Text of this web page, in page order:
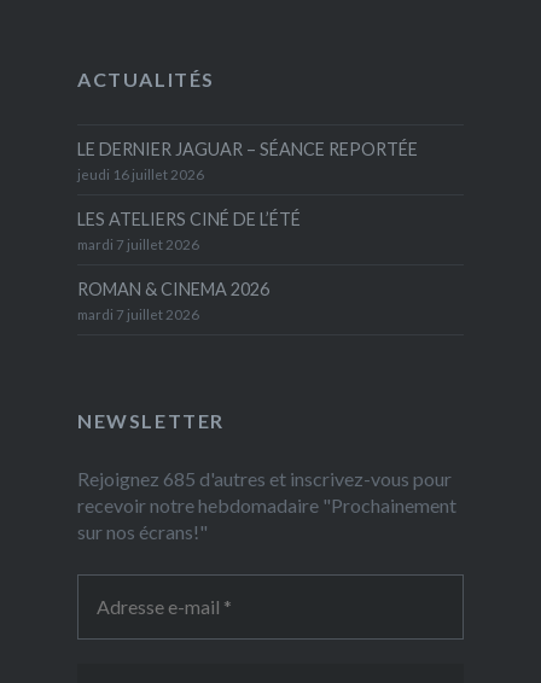
ACTUALITÉS
LE DERNIER JAGUAR – SÉANCE REPORTÉE
jeudi 16 juillet 2026
LES ATELIERS CINÉ DE L’ÉTÉ
mardi 7 juillet 2026
ROMAN & CINEMA 2026
mardi 7 juillet 2026
NEWSLETTER
Rejoignez 685 d'autres et inscrivez-vous pour
recevoir notre hebdomadaire "Prochainement
sur nos écrans!"